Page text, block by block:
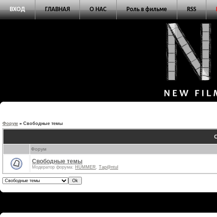
ВХОД ГЛАВНАЯ О НАС Роль в фильме RSS
Форум » Свободные темы
Форум
Свободные темы
Модератор форума: HUMMER , Тар@ntul